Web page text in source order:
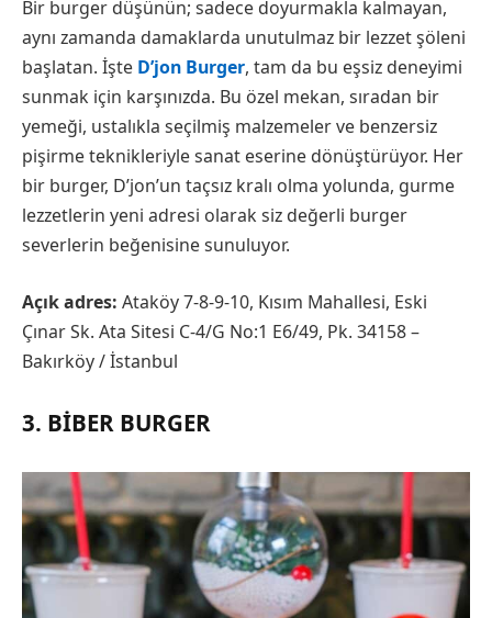
Bir burger düşünün; sadece doyurmakla kalmayan,
aynı zamanda damaklarda unutulmaz bir lezzet şöleni
başlatan. İşte D’jon Burger, tam da bu eşsiz deneyimi
sunmak için karşınızda. Bu özel mekan, sıradan bir
yemeği, ustalıkla seçilmiş malzemeler ve benzersiz
pişirme teknikleriyle sanat eserine dönüştürüyor. Her
bir burger, D’jon’un taçsız kralı olma yolunda, gurme
lezzetlerin yeni adresi olarak siz değerli burger
severlerin beğenisine sunuluyor.
Açık adres: Ataköy 7-8-9-10, Kısım Mahallesi, Eski
Çınar Sk. Ata Sitesi C-4/G No:1 E6/49, Pk. 34158 –
Bakırköy / İstanbul
3. BIBER BURGER